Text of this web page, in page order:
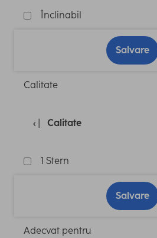
Înclinabil
Salvare
Calitate
Calitate
1 Stern
Salvare
Adecvat pentru